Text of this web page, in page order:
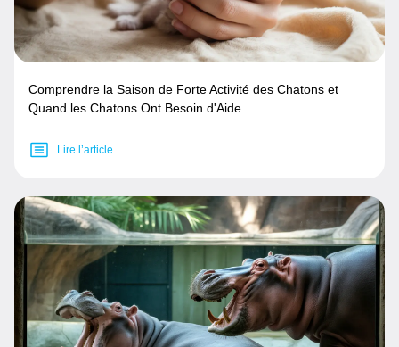
Comprendre la Saison de Forte Activité des Chatons et
Quand les Chatons Ont Besoin d'Aide
Lire l’article